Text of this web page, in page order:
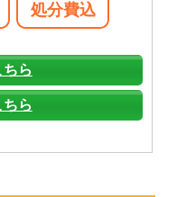
処分費込
ら
ら